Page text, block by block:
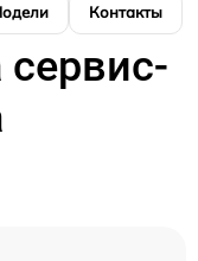
Контакты